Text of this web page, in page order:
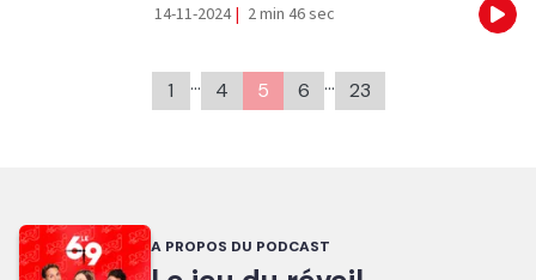
14-11-2024 | 2 min 46 sec
1 … 4 5 6 … 23
A PROPOS DU PODCAST